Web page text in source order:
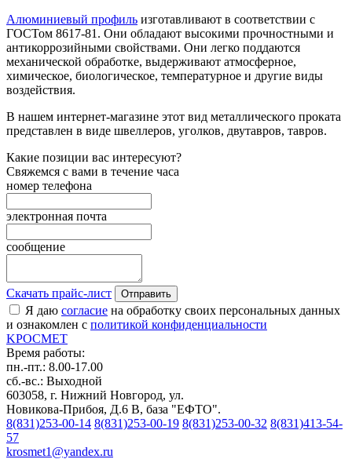
Алюминиевый профиль изготавливают в соответствии с
ГОСТом 8617-81. Они обладают высокими прочностными и
антикоррозийными свойствами. Они легко поддаются
механической обработке, выдерживают атмосферное,
химическое, биологическое, температурное и другие виды
воздействия.
В нашем интернет-магазине этот вид металлического проката
представлен в виде швеллеров, уголков, двутавров, тавров.
Какие позиции вас интересуют?
Свяжемся с вами в течение часа
номер телефона
электронная почта
сообщение
Скачать прайс-лист Отправить
Я даю согласие на обработку своих персональных данных
и ознакомлен с политикой конфиденциальности
KРОСМЕТ
Время работы:
пн.-пт.: 8.00-17.00
сб.-вс.: Выходной
603058, г. Нижний Новгород, ул.
Новикова-Прибоя, Д.6 В, база "ЕФТО".
8(831)253-00-14 8(831)253-00-19 8(831)253-00-32 8(831)413-54-
57
krosmet1@yandex.ru